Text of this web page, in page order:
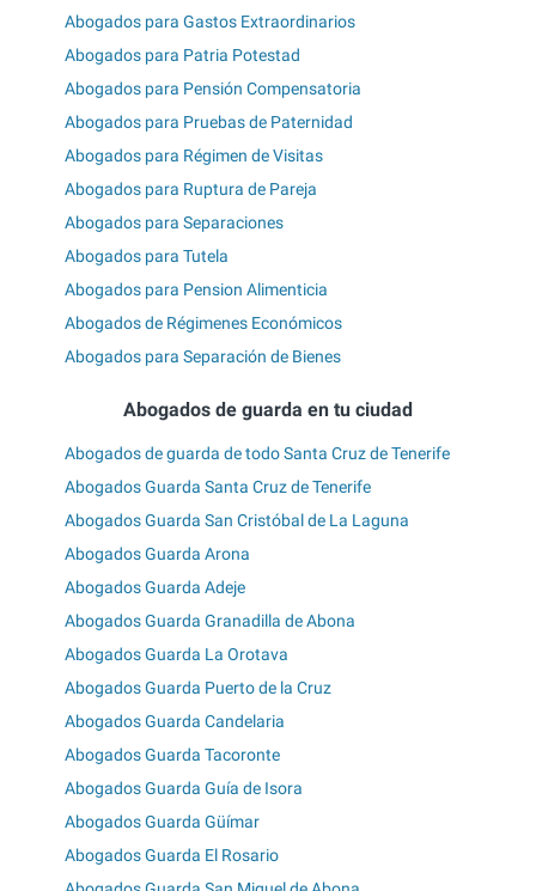
Abogados para Gastos Extraordinarios
Abogados para Patria Potestad
Abogados para Pensión Compensatoria
Abogados para Pruebas de Paternidad
Abogados para Régimen de Visitas
Abogados para Ruptura de Pareja
Abogados para Separaciones
Abogados para Tutela
Abogados para Pension Alimenticia
Abogados de Régimenes Económicos
Abogados para Separación de Bienes
Abogados de guarda en tu ciudad
Abogados de guarda de todo Santa Cruz de Tenerife
Abogados Guarda Santa Cruz de Tenerife
Abogados Guarda San Cristóbal de La Laguna
Abogados Guarda Arona
Abogados Guarda Adeje
Abogados Guarda Granadilla de Abona
Abogados Guarda La Orotava
Abogados Guarda Puerto de la Cruz
Abogados Guarda Candelaria
Abogados Guarda Tacoronte
Abogados Guarda Guía de Isora
Abogados Guarda Güímar
Abogados Guarda El Rosario